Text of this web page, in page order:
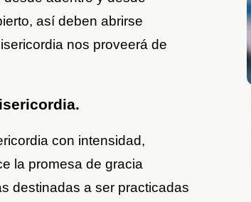
así deben abrirse
nos proveerá de
con intensidad,
la promesa de gracia
destinadas a ser practicadas